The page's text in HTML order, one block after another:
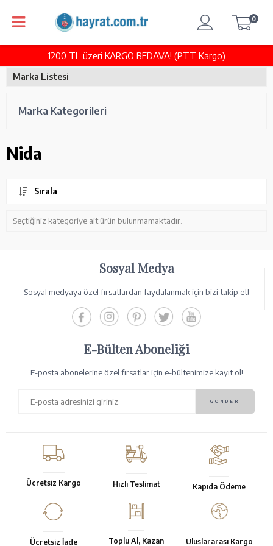
1200 TL üzeri KARGO BEDAVA! (PTT Kargo)
0
Marka Listesi
Marka Kategorileri
Nida
Sırala
Seçtiğiniz kategoriye ait ürün bulunmamaktadır.
Sosyal Medya
Sosyal medyaya özel fırsatlardan faydalanmak için bizi takip et!
E-Bülten Aboneliği
E-posta abonelerine özel fırsatlar için e-bültenimize kayıt ol!
Ücretsiz Kargo Hızlı Teslimat Kapıda Ödeme
Ücretsiz İade Toplu Al, Kazan Uluslararası Kargo